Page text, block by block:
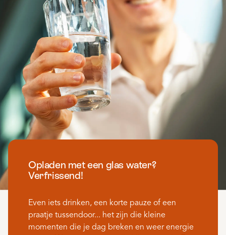
Opladen met een glas water?
Verfrissend!
Even iets drinken, een korte pauze of een
praatje tussendoor... het zijn die kleine
momenten die je dag breken en weer energie